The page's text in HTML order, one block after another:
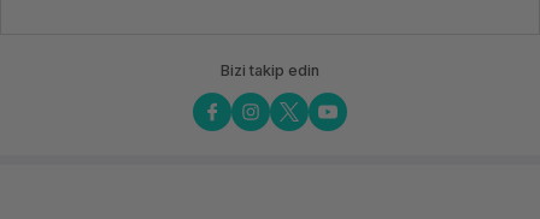
Bizi takip edin